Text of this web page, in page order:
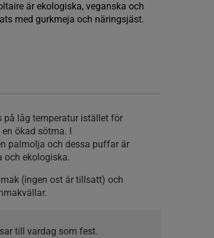
är ekologiska, veganska och
med gurkmeja och näringsjäst.
på låg temperatur istället för
ökad sötma. I
palmolja och dessa puffar är
och ekologiska.
(ingen ost är tillsatt) och
till vardag som fest.